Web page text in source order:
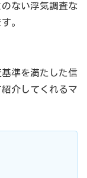
ない浮気調査な
。
準を満たした信
介してくれるマ